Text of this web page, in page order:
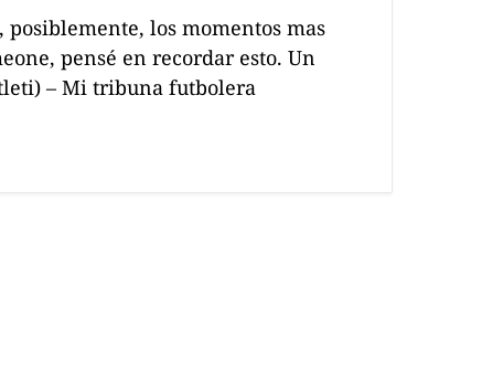
posiblemente, los momentos mas
pensé en recordar esto. Un
– Mi tribuna futbolera